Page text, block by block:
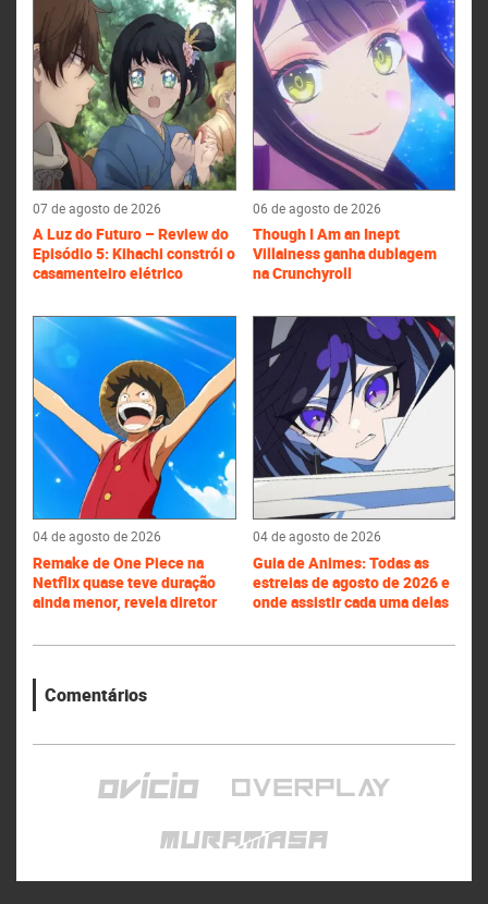
07 de agosto de 2026
A Luz do Futuro – Review do
Episódio 5: Kihachi constrói o
casamenteiro elétrico
06 de agosto de 2026
Though I Am an Inept
Villainess ganha dublagem
na Crunchyroll
04 de agosto de 2026
Remake de One Piece na
Netflix quase teve duração
ainda menor, revela diretor
04 de agosto de 2026
Guia de Animes: Todas as
estreias de agosto de 2026 e
onde assistir cada uma delas
Comentários